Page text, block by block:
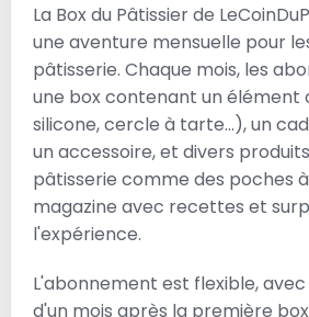
La Box du Pâtissier de
une aventure mensuelle pour
pâtisserie. Chaque mois, les
une box contenant un élément
silicone, cercle à tarte...), un
un accessoire, et divers
pâtisserie comme des poches à
magazine avec recettes et
l'expérience.
L'abonnement est flexible,
d'un mois après la première